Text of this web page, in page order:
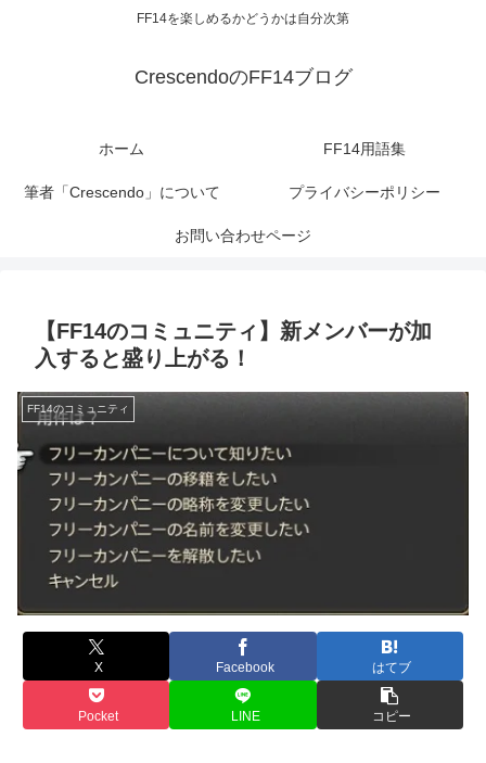
FF14を楽しめるかどうかは自分次第
CrescendoのFF14ブログ
ホーム FF14用語集
筆者「Crescendo」について プライバシーポリシー
お問い合わせページ
【FF14のコミュニティ】新メンバーが加
入すると盛り上がる！
FF14のコミュニティ
X Facebook はてブ
Pocket LINE コピー